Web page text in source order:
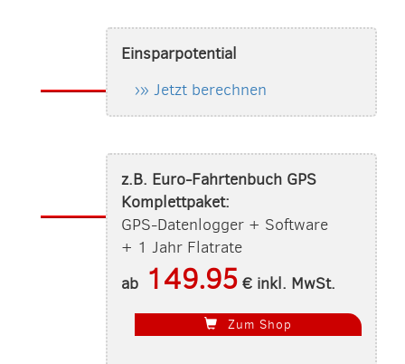
Einsparpotential
›» Jetzt berechnen
z.B. Euro-Fahrtenbuch GPS
Komplettpaket:
GPS-Datenlogger + Software
+ 1 Jahr Flatrate
ab 149.95 € inkl. MwSt.
Zum Shop